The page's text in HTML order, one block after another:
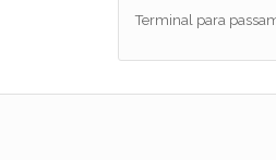
Terminal para